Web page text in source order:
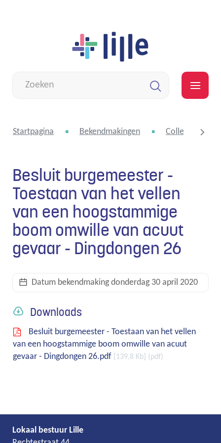
inhoud
zoek
Startpagina Bekendmakingen College van
Besluit burgemeester -
Toestaan van het vellen
van een hoogstammige
boom omwille van acuut
gevaar - Dingdongen 26
Datum bekendmakingdonderdag 30 april 2020
Downloads
Besluit burgemeester - Toestaan van het vellen
van een hoogstammige boom omwille van acuut
gevaar - Dingdongen 26.pdf
139,8 Kb pdf
Lokaal bestuur Lille